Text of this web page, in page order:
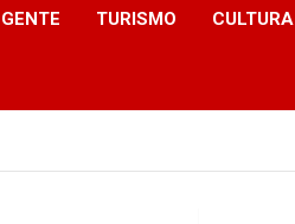
GENTE TURISMO CULTURA